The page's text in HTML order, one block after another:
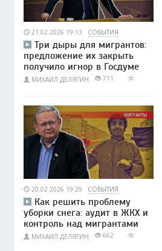
21.02.2026 19:13 СОБЫТИЯ
Три дыры для мигрантов:
предложение их закрыть
получило игнор в Госдуме
МИХАИЛ ДЕЛЯГИН 711
20.02.2026 19:29 СОБЫТИЯ
Как решить проблему
уборки снега: аудит в ЖКХ и
контроль над мигрантами
МИХАИЛ ДЕЛЯГИН 662